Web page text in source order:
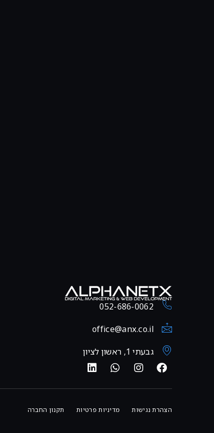
052-686-0062
office@anx.co.il
גבעתי 1, ראשון לציון
הצהרת נגישות מדיניות פרטיות תקנון החברה